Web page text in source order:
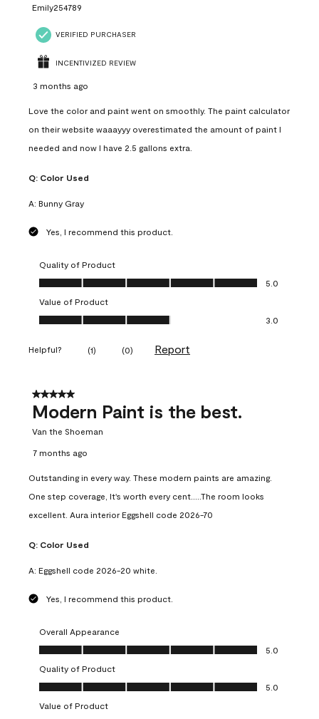
Emily254789
VERIFIED PURCHASER
INCENTIVIZED REVIEW
3 months ago
Love the color and paint went on smoothly. The paint calculator
on their website waaayyy overestimated the amount of paint I
needed and now I have 2.5 gallons extra.
Q: Color Used
A: Bunny Gray
Yes, I recommend this product.
Quality of Product
Quality of Product, 5.0 out of 5
5.0
Value of Product
Value of Product, 3.0 out of 5
3.0
Helpful? (1) (0) Report
5 out of 5 stars.
Modern Paint is the best.
Van the Shoeman
7 months ago
Outstanding in every way. These modern paints are amazing.
One step coverage, It's worth every cent.....The room looks
excellent. Aura interior Eggshell code 2026-70
Q: Color Used
A: Eggshell code 2026-20 white.
Yes, I recommend this product.
Overall Appearance
Overall Appearance, 5.0 out of 5
5.0
Quality of Product
Quality of Product, 5.0 out of 5
5.0
Value of Product